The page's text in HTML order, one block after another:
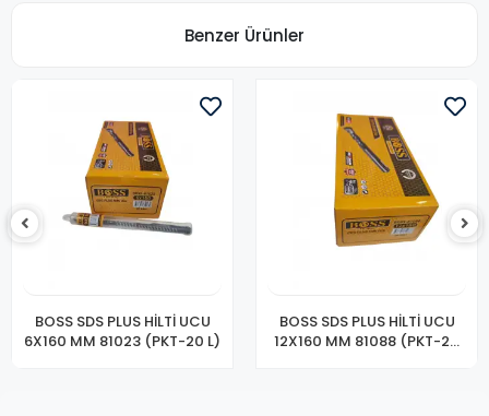
Benzer Ürünler
BOSS SDS PLUS HİLTİ UCU
6X160 MM 81023 (PKT-20 L)
BOSS SDS PLUS HİLTİ UCU
12X160 MM 81088 (PKT-20